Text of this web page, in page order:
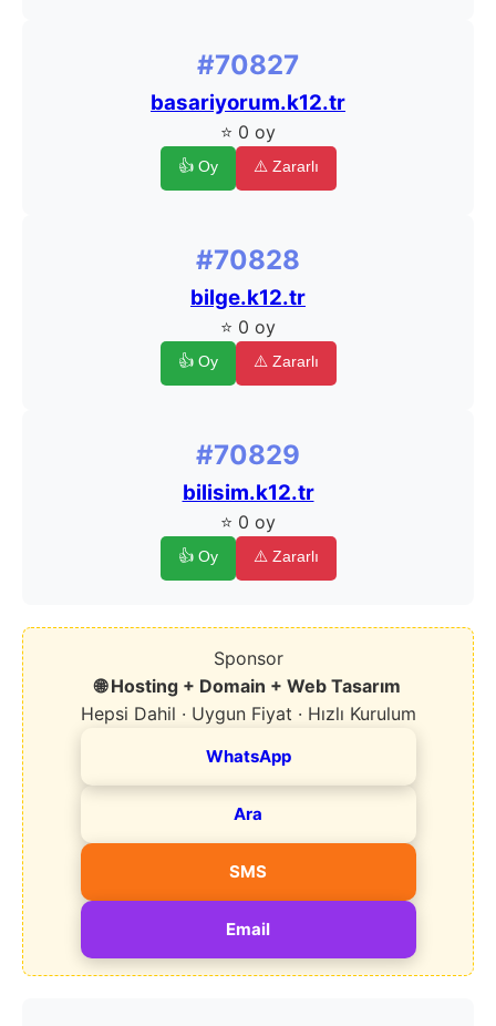
#70827
basariyorum.k12.tr
⭐ 0 oy
👍 Oy ⚠️ Zararlı
#70828
bilge.k12.tr
⭐ 0 oy
👍 Oy ⚠️ Zararlı
#70829
bilisim.k12.tr
⭐ 0 oy
👍 Oy ⚠️ Zararlı
Sponsor
🌐 Hosting + Domain + Web Tasarım
Hepsi Dahil · Uygun Fiyat · Hızlı Kurulum
WhatsApp
Ara
SMS
Email